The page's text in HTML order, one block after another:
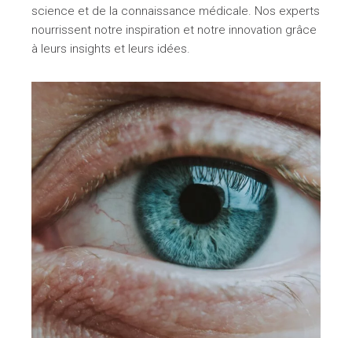
science et de la connaissance médicale. Nos experts
nourrissent notre inspiration et notre innovation grâce
à leurs insights et leurs idées.